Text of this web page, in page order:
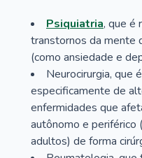
Psiquiatria, que é
transtornos da mente
(como ansiedade e
Neurocirurgia, que
especificamente de
enfermidades que
autônomo e periférico
adultos) de forma